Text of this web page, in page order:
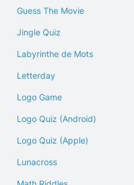
Guess The Movie
Jingle Quiz
Labyrinthe de Mots
Letterday
Logo Game
Logo Quiz (Android)
Logo Quiz (Apple)
Lunacross